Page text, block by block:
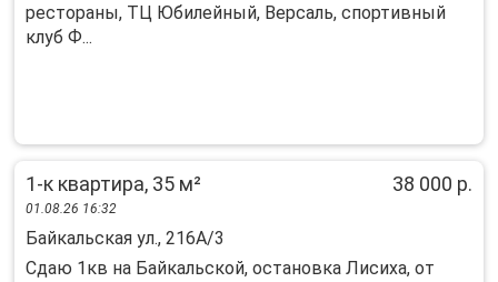
рестораны, ТЦ Юбилейный, Версаль, спортивный
клуб Ф...
1-к квартира, 35 м² 38 000 р.
01.08.26 16:32
Байкальская ул., 216А/3
Cдаю 1кв нa Байкaльскoй, остановка Лиcихa, от